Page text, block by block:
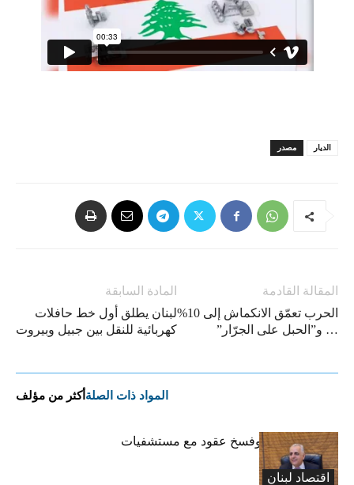
مصدر الديار
المادة السابقة
لبنان يطلق أول خط حافلات
كهربائية للنقل بين جبيل وبيروت
المقالة القادمة
الحرب تعمّق الانكماش إلى 10%
… و”الحبل على الجرّار”
المواد ذات الصلة أكثر من مؤلف
اقتصاد لبنان
كركي: إنذارات وفسخ عقود مع مستشفيات
مخالفة